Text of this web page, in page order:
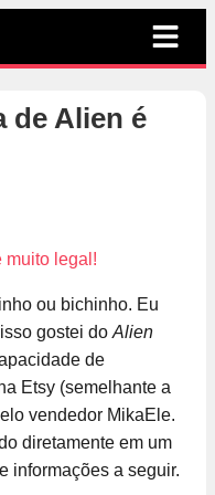
de Alien é
ou bichinho. Eu
gostei do Alien
de
Etsy (semelhante a
vendedor MikaEle.
diretamente em um
informações a seguir.